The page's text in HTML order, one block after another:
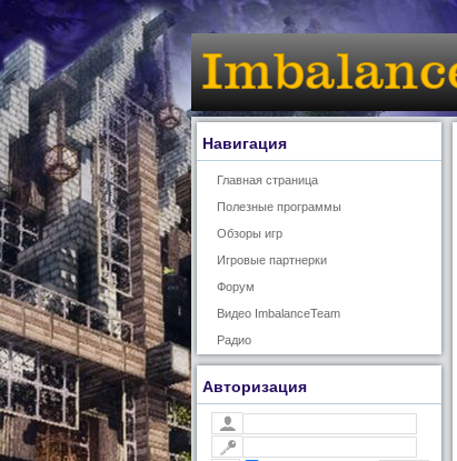
Навигация
Главная страница
Полезные программы
Обзоры игр
Игровые партнерки
Форум
Видео ImbalanceTeam
Радио
Авторизация